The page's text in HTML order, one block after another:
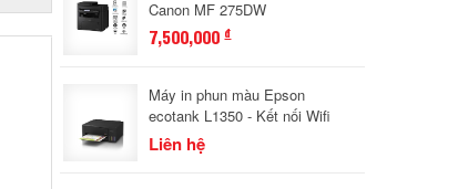
Canon MF 275DW
7,500,000đ
Máy in phun màu Epson
ecotank L1350 - Kết nối Wifi
Liên hệ